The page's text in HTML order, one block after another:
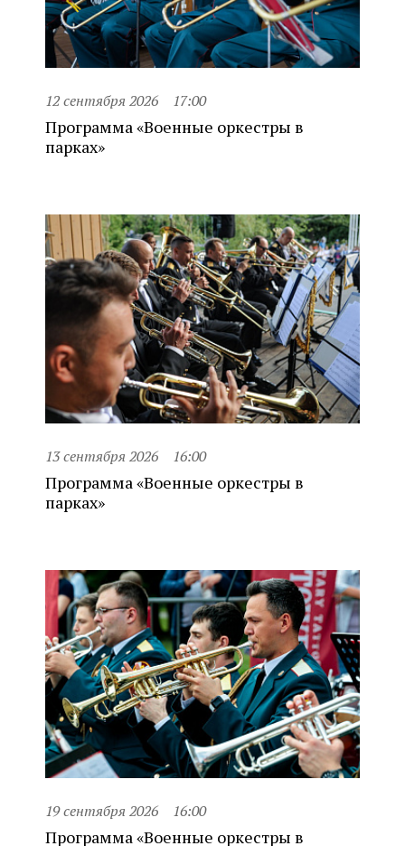
12 сентября 2026 17:00
Программа «Военные оркестры в
парках»
13 сентября 2026 16:00
Программа «Военные оркестры в
парках»
19 сентября 2026 16:00
Программа «Военные оркестры в